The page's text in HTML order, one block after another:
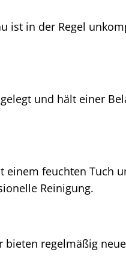
ist in der Regel
und hält einer
einem feuchten Tuch
Reinigung.
regelmäßig